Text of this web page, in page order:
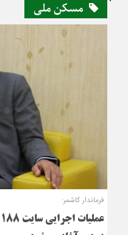
مسکن ملی
فرماندار کاشمر: